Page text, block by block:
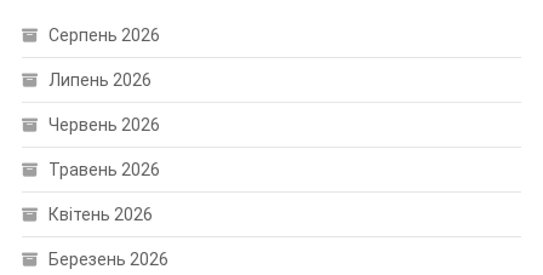
Серпень 2026
Липень 2026
Червень 2026
Травень 2026
Квітень 2026
Березень 2026